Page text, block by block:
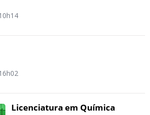
Licenciatura em Química